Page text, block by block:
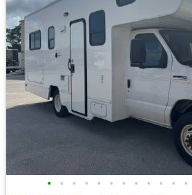
• • • • • • • • • • • •